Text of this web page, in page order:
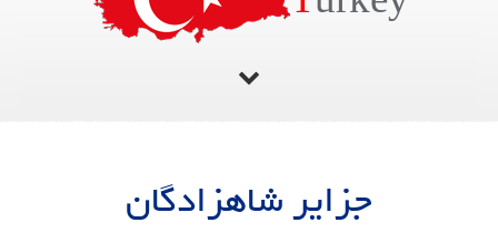
جزایر شاهزادگان